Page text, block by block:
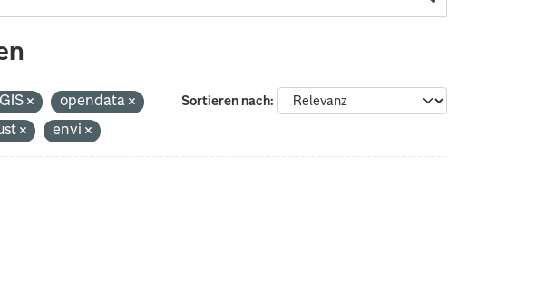
Sortieren nach
opendata
envi